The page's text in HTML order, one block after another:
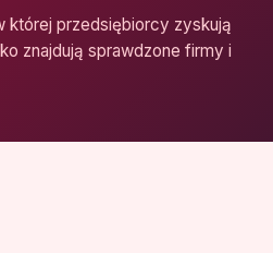
której przedsiębiorcy zyskują
znajdują sprawdzone firmy i